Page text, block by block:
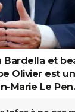
Bardella et
Olivier est
Marie Le Pen.